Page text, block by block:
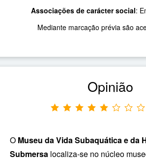
Associações de carácter social:
Mediante marcação prévia são
Opinião
O Museu da Vida Subaquática e da
Submersa localiza-se no núcleo